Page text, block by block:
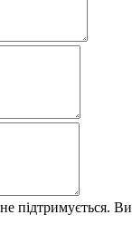
підтримується.